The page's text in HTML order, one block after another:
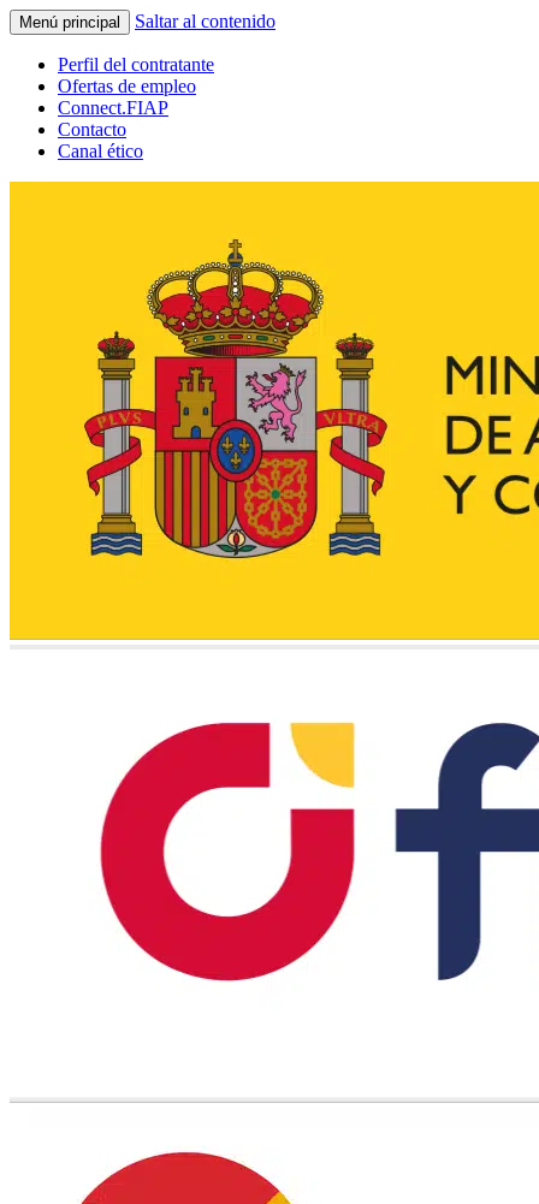
Menú principal Saltar al contenido
Perfil del contratante
Ofertas de empleo
Connect.FIAP
Contacto
Canal ético